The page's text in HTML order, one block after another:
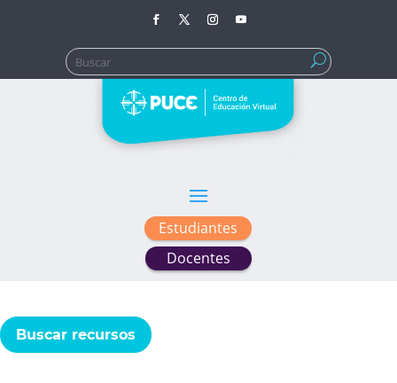
Buscar:
Estudiantes
Docentes
Buscar recursos